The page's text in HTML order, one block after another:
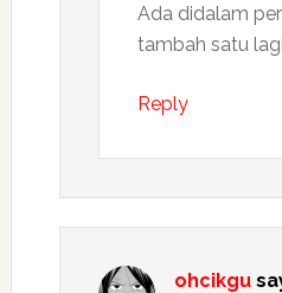
Ada didalam
tambah satu
Reply
ohcikgu